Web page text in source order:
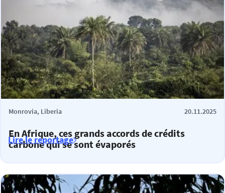
Monrovia, Liberia 20.11.2025
En Afrique, ces grands accords de crédits
carbone qui se sont évaporés
Lire le reportage